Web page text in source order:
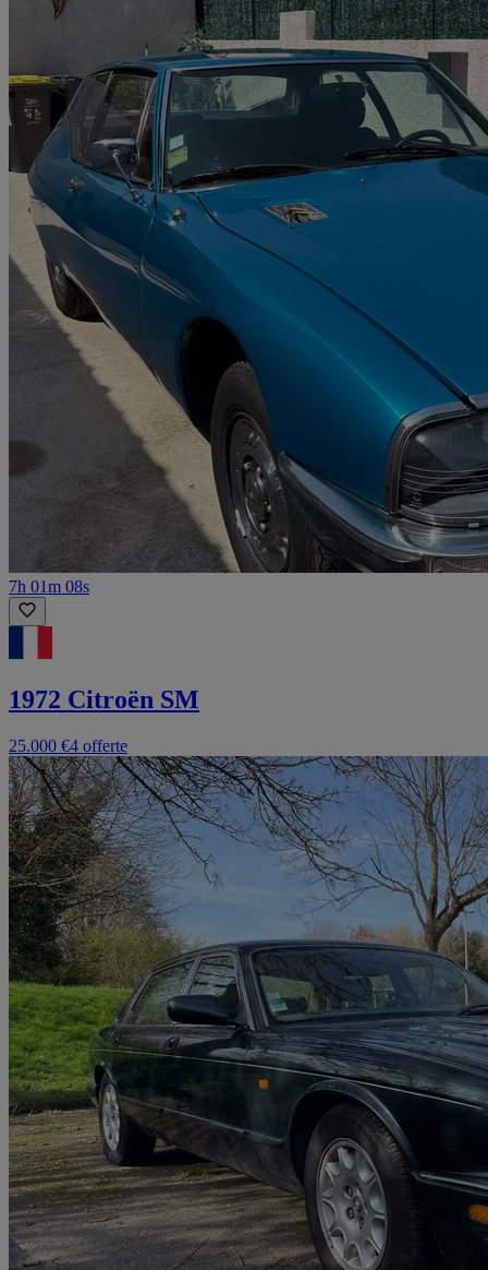
7h 01m 08s
1972 Citroën SM
25.000 €4 offerte